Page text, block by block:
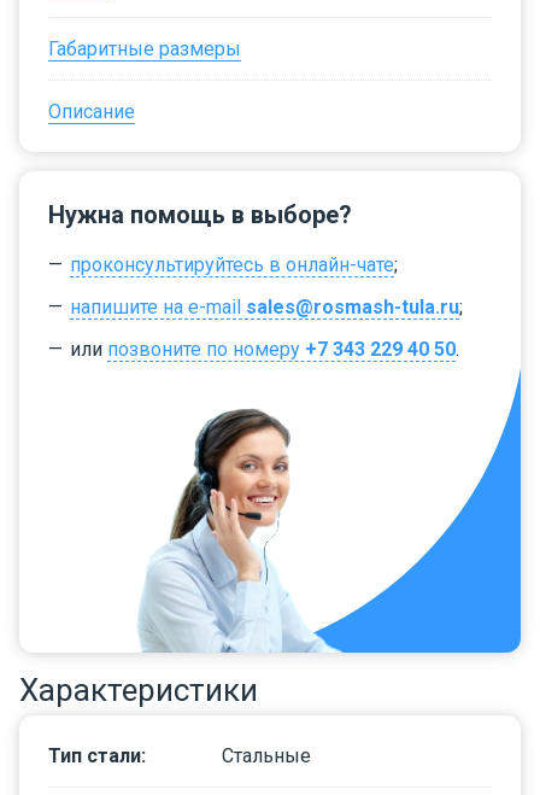
Габаритные размеры
Описание
Нужна помощь в выборе?
проконсультируйтесь в онлайн-чате;
напишите на e-mail sales@rosmash-tula.ru;
или позвоните по номеру +7 343 229 40 50.
Характеристики
Тип стали: Стальные